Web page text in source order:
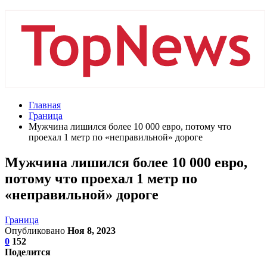
Главная
Граница
Мужчина лишился более 10 000 евро, потому что
проехал 1 метр по «неправильной» дороге
Мужчина лишился более 10 000 евро,
потому что проехал 1 метр по
«неправильной» дороге
Граница
Опубликовано Ноя 8, 2023
0 152
Поделится